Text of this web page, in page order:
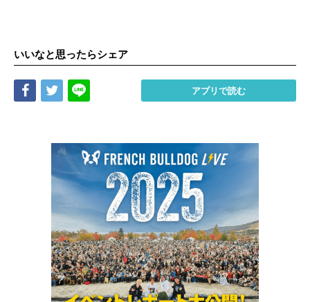
いいなと思ったらシェア
Share Tweet アプリで読む